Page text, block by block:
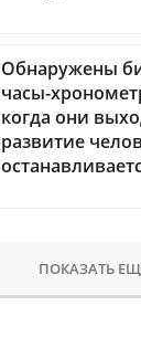
Обнаружены
часы-
когда они
развитие
ПОКАЗАТЬ